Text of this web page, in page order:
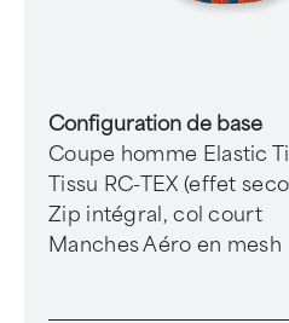
Configuration de base
Coupe homme Elastic
Tissu RC-TEX (effet
Zip intégral, col court
Manches Aéro en mesh